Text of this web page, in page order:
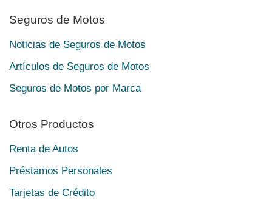
Seguros de Motos
Noticias de Seguros de Motos
Artículos de Seguros de Motos
Seguros de Motos por Marca
Otros Productos
Renta de Autos
Préstamos Personales
Tarjetas de Crédito